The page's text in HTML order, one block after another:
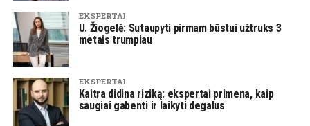
EKSPERTAI
U. Žiogelė: Sutaupyti pirmam būstui užtruks 3
metais trumpiau
EKSPERTAI
Kaitra didina riziką: ekspertai primena, kaip
saugiai gabenti ir laikyti degalus